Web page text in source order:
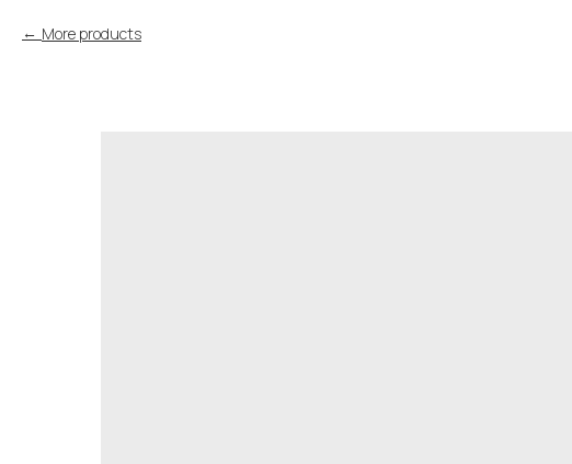
More products